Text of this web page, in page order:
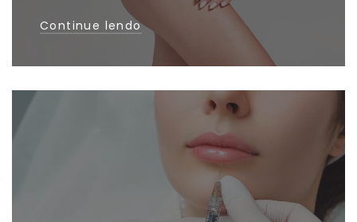
Continue lendo